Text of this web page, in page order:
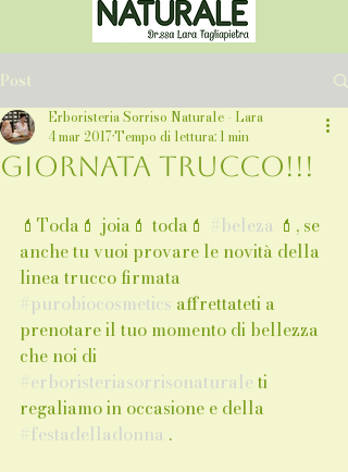
Post
Giornata Trucco!!!
Erboristeria Sorriso Naturale - Lara
4 mar 2017Tempo di lettura: 1 min
💄Toda💄 joia💄 toda💄 #beleza 💄, se
anche tu vuoi provare le novità della
linea trucco firmata
#purobiocosmetics affrettateti a
prenotare il tuo momento di bellezza
che noi di
#erboristeriasorrisonaturale ti
regaliamo in occasione e della
#festadelladonna .